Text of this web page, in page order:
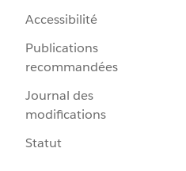
Accessibilité
Publications
recommandées
Journal des
modifications
Statut